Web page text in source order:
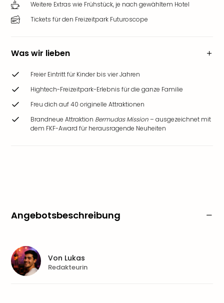
Weitere Extras wie Frühstück, je nach gewähltem Hotel
Tickets für den Freizeitpark Futuroscope
Was wir lieben
Freier Eintritt für Kinder bis vier Jahren
Hightech-Freizeitpark-Erlebnis für die ganze Familie
Freu dich auf 40 originelle Attraktionen
Brandneue Attraktion Bermudas Mission– ausgezeichnet mit
dem FKF-Award für herausragende Neuheiten
Angebotsbeschreibung
Von Lukas
Redakteurin